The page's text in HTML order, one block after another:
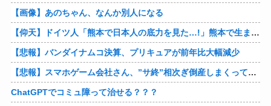
【画像】あのちゃん、なんか別人になる
【仰天】ドイツ人「熊本で日本人の底力を見た…!」熊本で生まれて初めて震度7の大地震を経験したドイツ人。直後、日本人たちの行動に衝撃を受けてしまう…
【悲報】バンダイナムコ決算、プリキュアが前年比大幅減少
【悲報】スマホゲーム会社さん、”サ終”相次ぎ倒産しまくってる模様
ChatGPTでコミュ障って治せる？？？